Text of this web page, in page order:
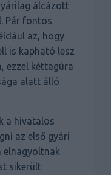
álcázott
Pár fontos
az, hogy
is kapható lesz
ezzel kéttagúra
alatt álló
a hivatalos
az első gyári
elnagyoltnak
sikerült